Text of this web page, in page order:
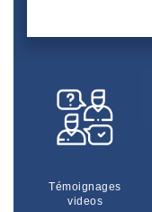
Témoignages
videos